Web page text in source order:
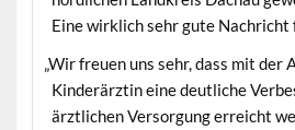
Eine wirk­lich sehr gute Nachricht
„Wir freuen uns sehr, dass mit der
Kinderärztin eine deut­liche
ärztlichen Ver­sorgung erre­icht